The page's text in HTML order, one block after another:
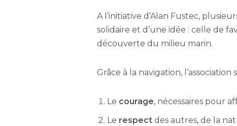
A l’initiative d’Alan Fustec,
solidaire et d’une idée : celle de
découverte du milieu marin.
Grâce à la navigation,
Le courage, nécessaires pour
Le respectdes autres, de la